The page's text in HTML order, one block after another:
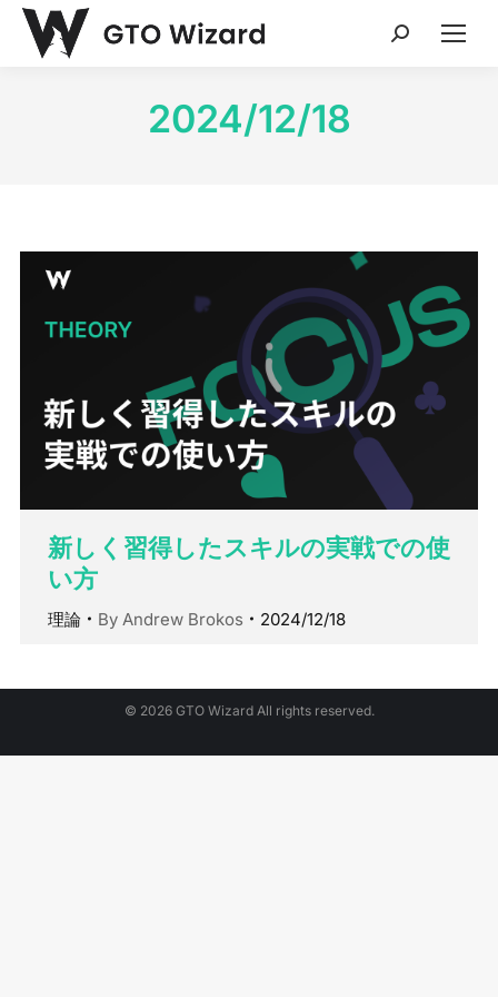
Search:
2024/12/18
新しく習得したスキルの実戦での使
い方
理論 By Andrew Brokos 2024/12/18
© 2026 GTO Wizard All rights reserved.